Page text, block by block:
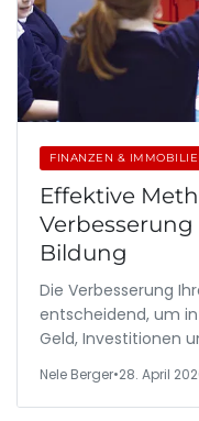
FINANZEN &
Effektive
Bildung
Die Verbesserung
entscheidend, um
Geld, Investitionen
Nele Berger•28. April